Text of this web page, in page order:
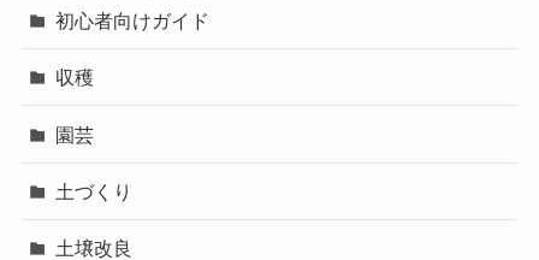
初心者向けガイド
収穫
園芸
土づくり
土壌改良